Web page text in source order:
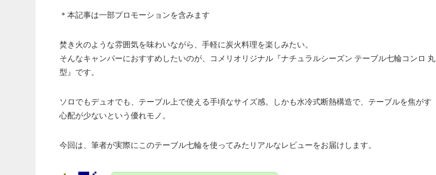
＊本記事は一部プロモーションを含みます
焚き火のような雰囲気を味わいながら、手軽に炭火料理を楽しみたい。
そんなキャンパーにおすすめしたいのが、コメリオリジナル『ナチュラルシーズン テーブル七輪コンロ 丸
型』です。
ソロでもデュオでも、テーブル上で使える手頃なサイズ感。しかも水冷式断熱構造で、テーブルを焦がす
心配が少ないという優れモノ。
今回は、筆者が実際にこのテーブル七輪を使ってみたリアルなレビューをお届けします。